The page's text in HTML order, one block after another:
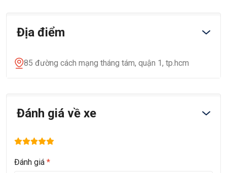
Địa điểm
85 đường cách mạng tháng tám, quận 1, tp.hcm
Đánh giá về xe
Đánh giá *